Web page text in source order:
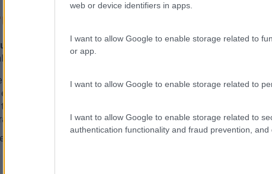
web or device identifiers in apps.
I want to allow Google to enable storage related to
or app.
I want to allow Google to enable storage related to
I want to allow Google to enable storage related to
authentication functionality and fraud prevention, and
& Go funciona?
onde os participantes podem expressar-se de forma
revelam comportamentos reais do dia a dia
coordenação, escuta e comunicação
a aprendizagem em ação
as aprendizagens para o seu contexto profissional
pequenas “revelações” que ajudam a
confiança.